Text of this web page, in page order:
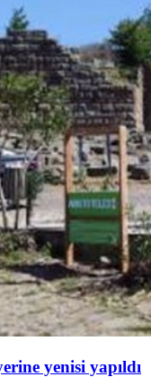
yenisi yapıldı